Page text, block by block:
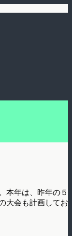
本年は、昨年の５
大会も計画してお